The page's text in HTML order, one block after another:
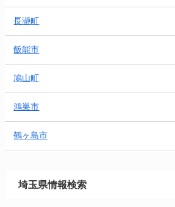
長瀞町
飯能市
鳩山町
鴻巣市
鶴ヶ島市
埼玉県情報検索